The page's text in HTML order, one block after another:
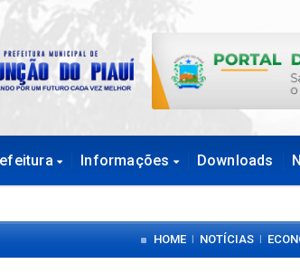
Informações Downloads
HOME NOTÍCIAS